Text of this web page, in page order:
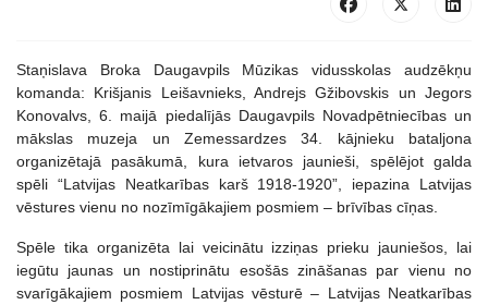
Staņislava Broka Daugavpils Mūzikas vidusskolas audzēkņu
komanda: Krišjanis Leišavnieks, Andrejs Gžibovskis un Jegors
Konovalvs, 6. maijā piedalījās Daugavpils Novadpētniecības un
mākslas muzeja un Zemessardzes 34. kājnieku bataljona
organizētajā pasākumā, kura ietvaros jaunieši, spēlējot galda
spēli “Latvijas Neatkarības karš 1918-1920”, iepazina Latvijas
vēstures vienu no nozīmīgākajiem posmiem – brīvības cīņas.
Spēle tika organizēta lai veicinātu izziņas prieku jauniešos, lai
iegūtu jaunas un nostiprinātu esošās zināšanas par vienu no
svarīgākajiem posmiem Latvijas vēsturē – Latvijas Neatkarības